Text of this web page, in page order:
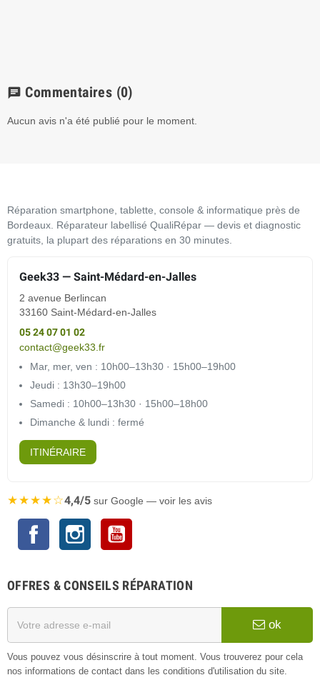
chat Commentaires (0)
Aucun avis n'a été publié pour le moment.
Réparation smartphone, tablette, console & informatique près de
Bordeaux. Réparateur labellisé QualiRépar — devis et diagnostic
gratuits, la plupart des réparations en 30 minutes.
Geek33 — Saint-Médard-en-Jalles
2 avenue Berlincan
33160 Saint-Médard-en-Jalles
05 24 07 01 02
contact@geek33.fr
Mar, mer, ven : 10h00–13h30 · 15h00–19h00
Jeudi : 13h30–19h00
Samedi : 10h00–13h30 · 15h00–18h00
Dimanche & lundi : fermé
ITINÉRAIRE
★★★★☆4,4/5 sur Google — voir les avis
Facebook Instagram
OFFRES & CONSEILS RÉPARATION
ok
Vous pouvez vous désinscrire à tout moment. Vous trouverez pour cela
nos informations de contact dans les conditions d'utilisation du site.